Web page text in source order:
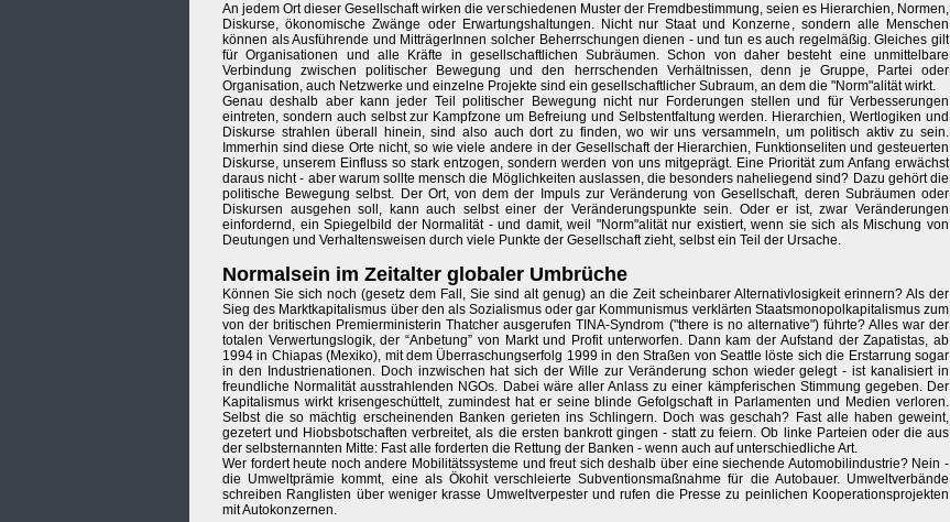
An jedem Ort dieser Gesellschaft wirken die verschiedenen Muster der Fremdbestimmung, seien es Hierarchien, Normen,
Diskurse, ökonomische Zwänge oder Erwartungshaltungen. Nicht nur Staat und Konzerne, sondern alle Menschen
können als Ausführende und MitträgerInnen solcher Beherrschungen dienen - und tun es auch regelmäßig. Gleiches gilt
für Organisationen und alle Kräfte in gesellschaftlichen Subräumen. Schon von daher besteht eine unmittelbare
Verbindung zwischen politischer Bewegung und den herrschenden Verhältnissen, denn je Gruppe, Partei oder
Organisation, auch Netzwerke und einzelne Projekte sind ein gesellschaftlicher Subraum, an dem die "Norm"alität wirkt.
Genau deshalb aber kann jeder Teil politischer Bewegung nicht nur Forderungen stellen und für Verbesserungen
eintreten, sondern auch selbst zur Kampfzone um Befreiung und Selbstentfaltung werden. Hierarchien, Wertlogiken und
Diskurse strahlen überall hinein, sind also auch dort zu finden, wo wir uns versammeln, um politisch aktiv zu sein.
Immerhin sind diese Orte nicht, so wie viele andere in der Gesellschaft der Hierarchien, Funktionseliten und gesteuerten
Diskurse, unserem Einfluss so stark entzogen, sondern werden von uns mitgeprägt. Eine Priorität zum Anfang erwächst
daraus nicht - aber warum sollte mensch die Möglichkeiten auslassen, die besonders naheliegend sind? Dazu gehört die
politische Bewegung selbst. Der Ort, von dem der Impuls zur Veränderung von Gesellschaft, deren Subräumen oder
Diskursen ausgehen soll, kann auch selbst einer der Veränderungspunkte sein. Oder er ist, zwar Veränderungen
einfordernd, ein Spiegelbild der Normalität - und damit, weil "Norm"alität nur existiert, wenn sie sich als Mischung von
Deutungen und Verhaltensweisen durch viele Punkte der Gesellschaft zieht, selbst ein Teil der Ursache.
Normalsein im Zeitalter globaler Umbrüche
Können Sie sich noch (gesetz dem Fall, Sie sind alt genug) an die Zeit scheinbarer Alternativlosigkeit erinnern? Als der
Sieg des Marktkapitalismus über den als Sozialismus oder gar Kommunismus verklärten Staatsmonopolkapitalismus zum
von der britischen Premierministerin Thatcher ausgerufen TINA-Syndrom ("there is no alternative") führte? Alles war der
totalen Verwertungslogik, der “Anbetung” von Markt und Profit unterworfen. Dann kam der Aufstand der Zapatistas, ab
1994 in Chiapas (Mexiko), mit dem Überraschungserfolg 1999 in den Straßen von Seattle löste sich die Erstarrung sogar
in den Industrienationen. Doch inzwischen hat sich der Wille zur Veränderung schon wieder gelegt - ist kanalisiert in
freundliche Normalität ausstrahlenden NGOs. Dabei wäre aller Anlass zu einer kämpferischen Stimmung gegeben. Der
Kapitalismus wirkt krisengeschüttelt, zumindest hat er seine blinde Gefolgschaft in Parlamenten und Medien verloren.
Selbst die so mächtig erscheinenden Banken gerieten ins Schlingern. Doch was geschah? Fast alle haben geweint,
gezetert und Hiobsbotschaften verbreitet, als die ersten bankrott gingen - statt zu feiern. Ob linke Parteien oder die aus
der selbsternannten Mitte: Fast alle forderten die Rettung der Banken - wenn auch auf unterschiedliche Art.
Wer fordert heute noch andere Mobilitätssysteme und freut sich deshalb über eine siechende Automobilindustrie? Nein -
die Umweltprämie kommt, eine als Ökohit verschleierte Subventionsmaßnahme für die Autobauer. Umweltverbände
schreiben Ranglisten über weniger krasse Umweltverpester und rufen die Presse zu peinlichen Kooperationsprojekten
mit Autokonzernen.